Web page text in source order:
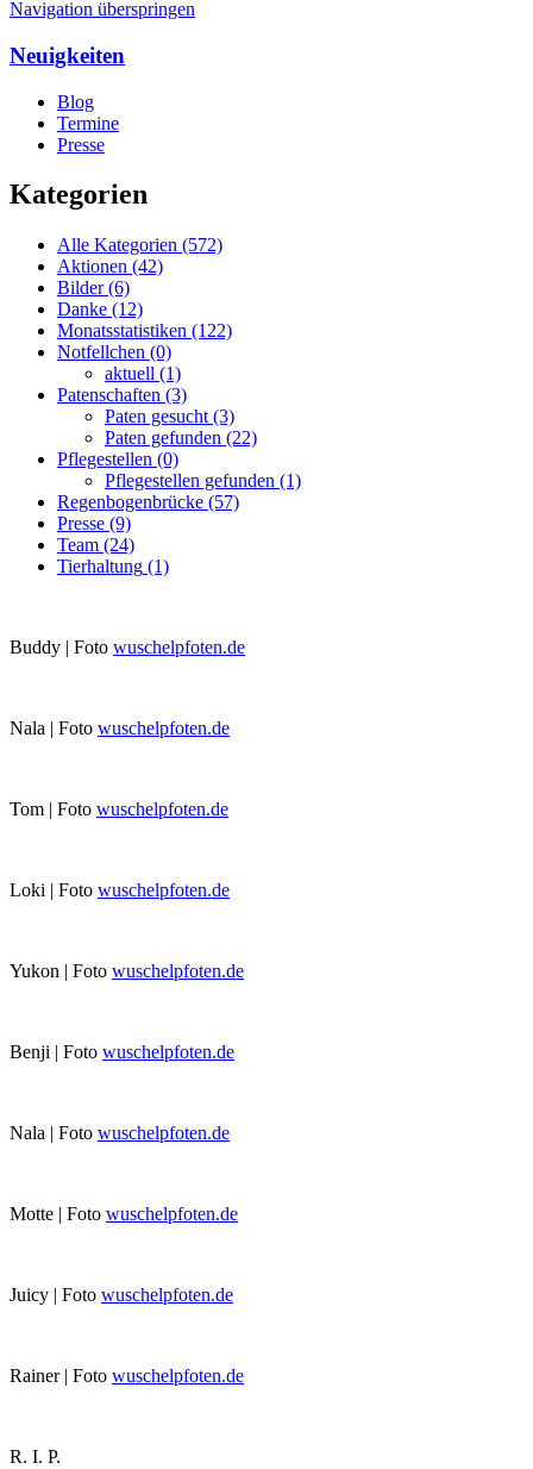
Navigation überspringen
Neuigkeiten
Blog
Termine
Presse
Kategorien
Alle Kategorien (572)
Aktionen (42)
Bilder (6)
Danke (12)
Monatsstatistiken (122)
Notfellchen (0)
aktuell (1)
Patenschaften (3)
Paten gesucht (3)
Paten gefunden (22)
Pflegestellen (0)
Pflegestellen gefunden (1)
Regenbogenbrücke (57)
Presse (9)
Team (24)
Tierhaltung (1)
Buddy | Foto wuschelpfoten.de
Nala | Foto wuschelpfoten.de
Tom | Foto wuschelpfoten.de
Loki | Foto wuschelpfoten.de
Yukon | Foto wuschelpfoten.de
Benji | Foto wuschelpfoten.de
Nala | Foto wuschelpfoten.de
Motte | Foto wuschelpfoten.de
Juicy | Foto wuschelpfoten.de
Rainer | Foto wuschelpfoten.de
R. I. P.